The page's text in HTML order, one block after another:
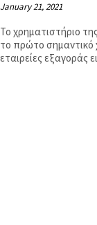
January 21, 2021
Το χρηματιστήριο
το πρώτο σημαντικό